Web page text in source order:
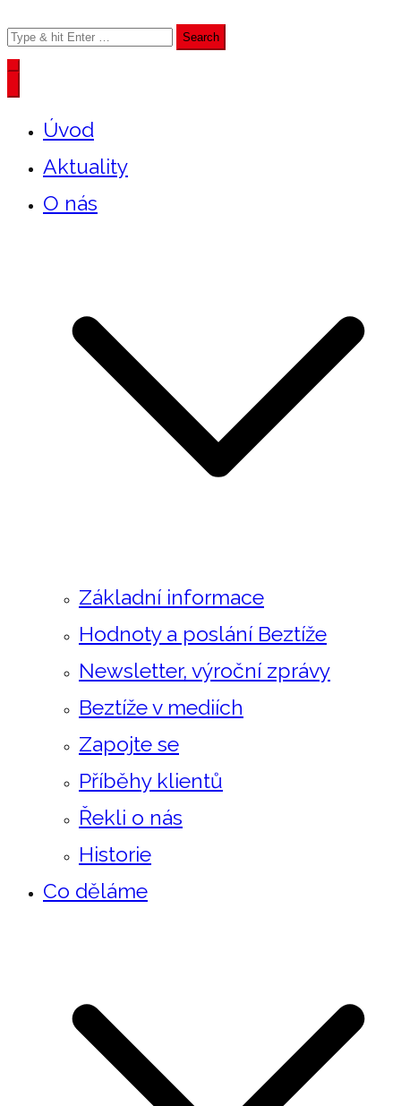
Search
for:
Úvod
Aktuality
O nás
Základní informace
Hodnoty a poslání Beztíže
Newsletter, výroční zprávy
Beztíže v mediích
Zapojte se
Příběhy klientů
Řekli o nás
Historie
Co děláme